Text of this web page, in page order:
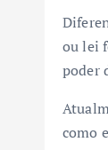
ou lei
poder
como